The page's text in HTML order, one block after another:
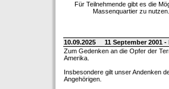
Für Teilnehmende gibt es die
Massenquartier zu
10.09.2025
11 September 2001
Zum Gedenken an die Opfer der
Amerika.
Insbesondere gilt unser Andenken
Angehörigen.